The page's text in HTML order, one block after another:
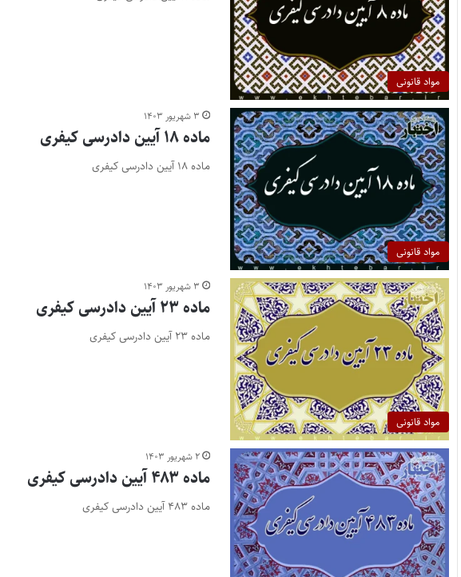
مواد قانونی
مواد قانونی
۳ شهریور ۱۴۰۳
ماده ۱۸ آیین دادرسی کیفری
ماده ۱۸ آیین دادرسی کیفری
مواد قانونی
۳ شهریور ۱۴۰۳
ماده ۲۳ آیین دادرسی کیفری
ماده ۲۳ آیین دادرسی کیفری
۲ شهریور ۱۴۰۳
ماده ۴۸۳ آیین دادرسی کیفری
ماده ۴۸۳ آیین دادرسی کیفری